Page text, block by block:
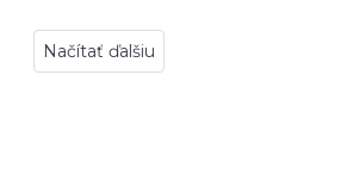
Načítať ďalšiu